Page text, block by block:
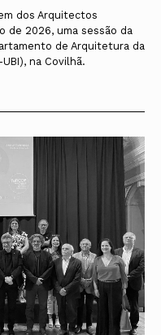
dos Arquitectos
de 2026, uma sessão da
de Arquitetura da
na Covilhã.